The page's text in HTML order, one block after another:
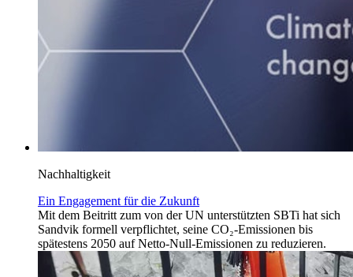
Nachhaltigkeit
Ein Engagement für die Zukunft
Mit dem Beitritt zum von der UN unterstützten SBTi hat sich
Sandvik formell verpflichtet, seine CO₂-Emissionen bis
spätestens 2050 auf Netto-Null-Emissionen zu reduzieren.